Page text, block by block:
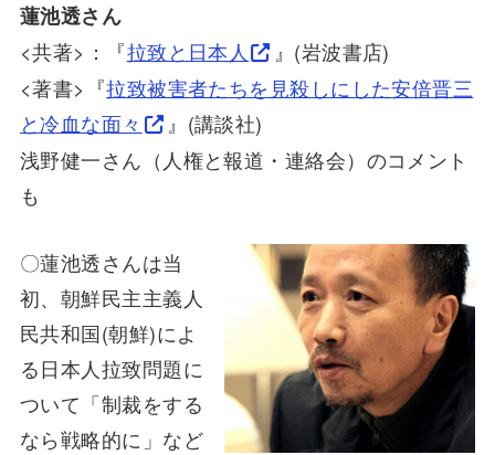
蓮池透さん
<共著>：『拉致と日本人
』(岩波書店)
<著書>『拉致被害者たちを見殺しにした安倍晋三
と冷血な面々
』(講談社)
浅野健一さん（人権と報道・連絡会）のコメント
も
〇蓮池透さんは当
初、朝鮮民主主義人
民共和国(朝鮮)によ
る日本人拉致問題に
ついて「制裁をする
なら戦略的に」など